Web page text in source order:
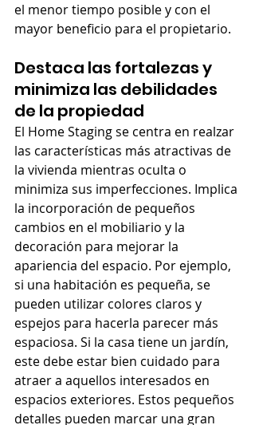
el menor tiempo posible y con el
mayor beneficio para el propietario.
Destaca las fortalezas y
minimiza las debilidades
de la propiedad
El Home Staging se centra en realzar
las características más atractivas de
la vivienda mientras oculta o
minimiza sus imperfecciones. Implica
la incorporación de pequeños
cambios en el mobiliario y la
decoración para mejorar la
apariencia del espacio. Por ejemplo,
si una habitación es pequeña, se
pueden utilizar colores claros y
espejos para hacerla parecer más
espaciosa. Si la casa tiene un jardín,
este debe estar bien cuidado para
atraer a aquellos interesados en
espacios exteriores. Estos pequeños
detalles pueden marcar una gran